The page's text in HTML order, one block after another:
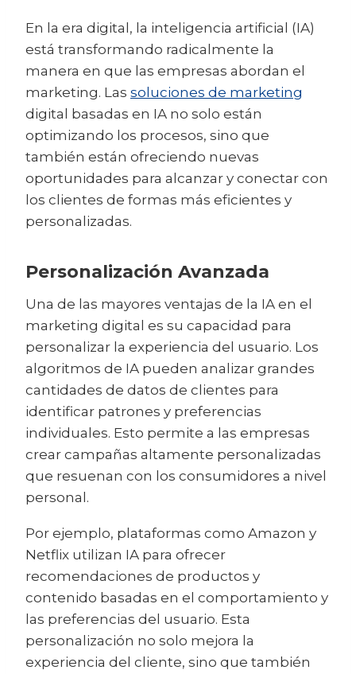
En la era digital, la inteligencia artificial (IA)
está transformando radicalmente la
manera en que las empresas abordan el
marketing. Las soluciones de marketing
digital basadas en IA no solo están
optimizando los procesos, sino que
también están ofreciendo nuevas
oportunidades para alcanzar y conectar con
los clientes de formas más eficientes y
personalizadas.
Personalización Avanzada
Una de las mayores ventajas de la IA en el
marketing digital es su capacidad para
personalizar la experiencia del usuario. Los
algoritmos de IA pueden analizar grandes
cantidades de datos de clientes para
identificar patrones y preferencias
individuales. Esto permite a las empresas
crear campañas altamente personalizadas
que resuenan con los consumidores a nivel
personal.
Por ejemplo, plataformas como Amazon y
Netflix utilizan IA para ofrecer
recomendaciones de productos y
contenido basadas en el comportamiento y
las preferencias del usuario. Esta
personalización no solo mejora la
experiencia del cliente, sino que también